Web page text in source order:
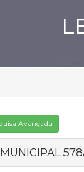
Avançada